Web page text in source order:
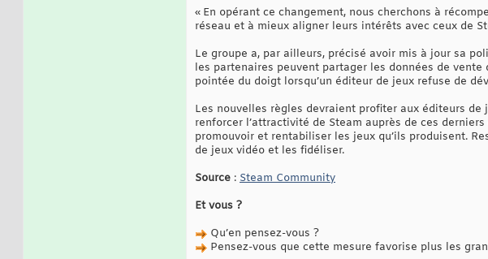
« En opérant ce changement, nous cherchons à
réseau et à mieux aligner leurs intérêts avec ceux de
Le groupe a, par ailleurs, précisé avoir mis à jour sa
les partenaires peuvent partager les données de
pointée du doigt lorsqu’un éditeur de jeux refuse de
Les nouvelles règles devraient profiter aux éditeurs
renforcer l’attractivité de Steam auprès de ces
promouvoir et rentabiliser les jeux qu’ils produisent.
de jeux vidéo et les fidéliser.
Source : Steam Community
Et vous ?
Qu’en pensez-vous ?
Pensez-vous que cette mesure favorise plus les